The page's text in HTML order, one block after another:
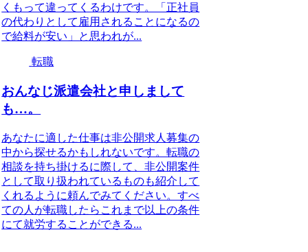
くもって違ってくるわけです。「正社員
の代わりとして雇用されることになるの
で給料が安い」と思われが...
転職
おんなじ派遣会社と申しまして
も…。
あなたに適した仕事は非公開求人募集の
中から探せるかもしれないです。転職の
相談を持ち掛けるに際して、非公開案件
として取り扱われているものも紹介して
くれるように頼んでみてください。すべ
ての人が転職したらこれまで以上の条件
にて就労することができる...